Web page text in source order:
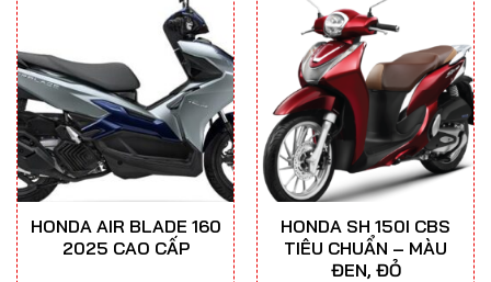
HONDA AIR BLADE 160
2025 CAO CẤP
HONDA SH 150I CBS
TIÊU CHUẨN – MÀU
ĐEN, ĐỎ